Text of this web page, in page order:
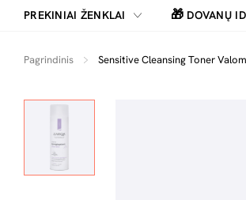
PREKINIAI ŽENKLAI 🎁 DOVANŲ
Pagrindinis Sensitive Cleansing Toner